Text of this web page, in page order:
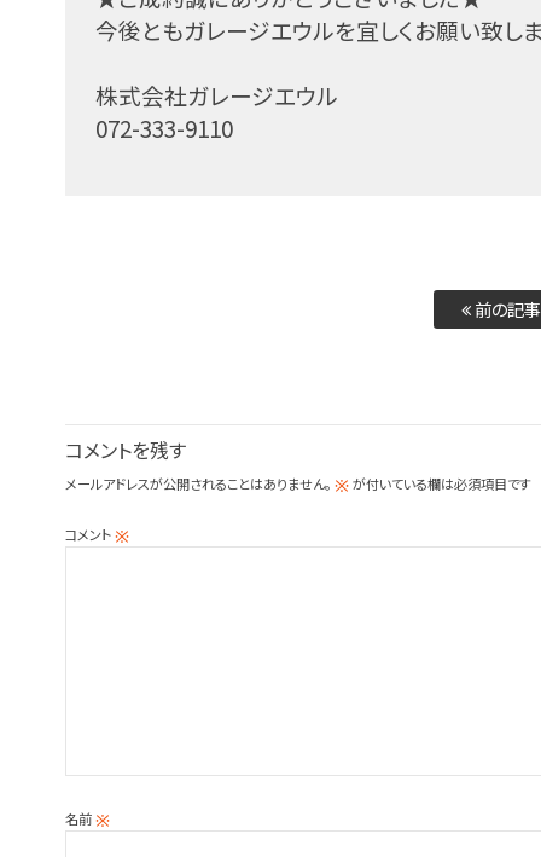
今後ともガレージエウルを宜しくお願い致し
株式会社ガレージエウル
072-333-9110
前の記事
コメントを残す
メールアドレスが公開されることはありません。 ※が付いている欄は必須項目です
コメント※
名前※